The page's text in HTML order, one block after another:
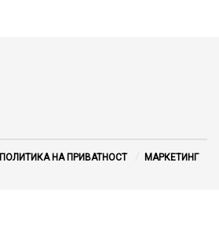
ПОЛИТИКА НА ПРИВАТНОСТ
МАРКЕТИНГ